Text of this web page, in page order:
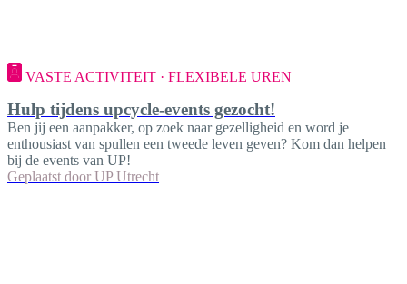
VASTE ACTIVITEIT · FLEXIBELE UREN
Hulp tijdens upcycle-events gezocht!
Ben jij een aanpakker, op zoek naar gezelligheid en word je
enthousiast van spullen een tweede leven geven? Kom dan helpen
bij de events van UP!
Geplaatst door UP Utrecht